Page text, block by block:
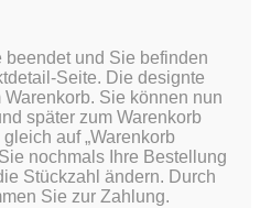
beendet und Sie befinden
Seite. Die designte
Sie können nun
später zum Warenkorb
auf „Warenkorb
nochmals Ihre Bestellung
Stückzahl ändern. Durch
Sie zur Zahlung.